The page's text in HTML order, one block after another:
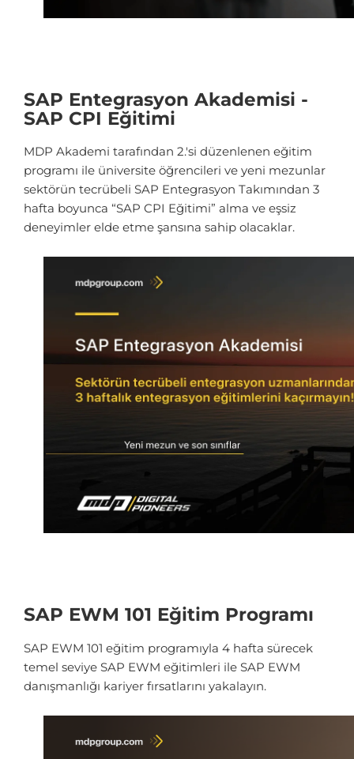
SAP Entegrasyon Akademisi -
SAP CPI Eğitimi
MDP Akademi tarafından 2.'si düzenlenen eğitim
programı ile üniversite öğrencileri ve yeni mezunlar
sektörün tecrübeli SAP Entegrasyon Takımından 3
hafta boyunca “SAP CPI Eğitimi” alma ve eşsiz
deneyimler elde etme şansına sahip olacaklar.
SAP EWM 101 Eğitim Programı
SAP EWM 101 eğitim programıyla 4 hafta sürecek
temel seviye SAP EWM eğitimleri ile SAP EWM
danışmanlığı kariyer fırsatlarını yakalayın.